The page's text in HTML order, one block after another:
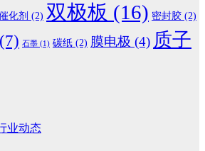
化剂 (2) 双极板 (16) 密封胶 (2)
(7) 石墨 (1) 碳纸 (2) 膜电极 (4) 质子
业动态